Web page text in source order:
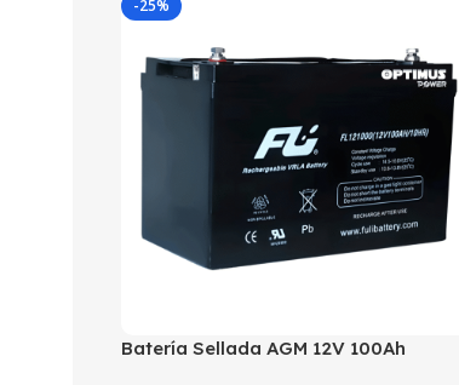
-25%
Batería Sellada AGM 12V 100Ah